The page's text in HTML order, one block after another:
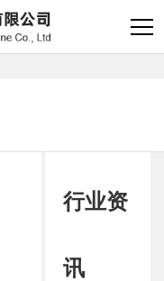
行业资
讯